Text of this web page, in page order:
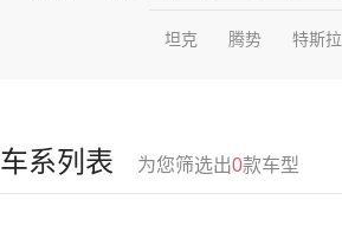
坦克 腾势 特斯拉
车系列表 为您筛选出0款车型